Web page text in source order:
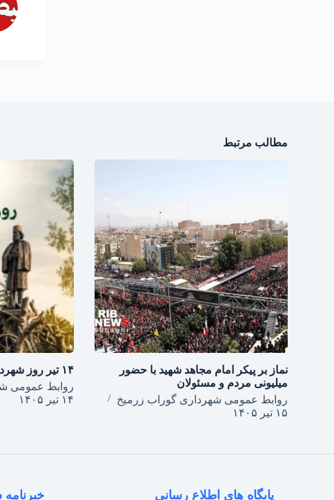
مطالب مرتبط
نماز بر پیکر امام مجاهد شهید با حضور
میلیونی مردم و مسئولان
روابط عمومی شهرداری گوراب زرمیخ
۱۵ تیر ۱۴۰۵
۱۴ تیر روز شهرداری‌ها گرامی باد
روابط عمومی
۱۴ تیر ۱۴۰۵
پایگاه های اطلاع رسانی